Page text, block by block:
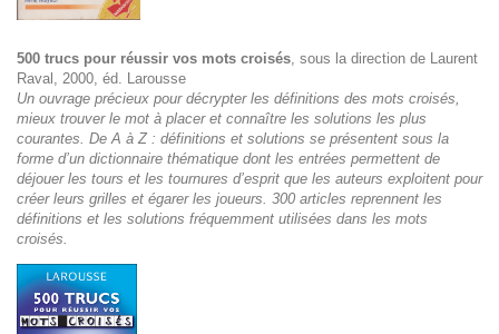
500 trucs pour réussir vos mots croisés, sous la direction de Laurent
Raval, 2000, éd. Larousse
Un ouvrage précieux pour décrypter les définitions des mots croisés,
mieux trouver le mot à placer et connaître les solutions les plus
courantes. De A à Z : définitions et solutions se présentent sous la
forme d’un dictionnaire thématique dont les entrées permettent de
déjouer les tours et les tournures d’esprit que les auteurs exploitent pour
créer leurs grilles et égarer les joueurs. 300 articles reprennent les
définitions et les solutions fréquemment utilisées dans les mots
croisés.